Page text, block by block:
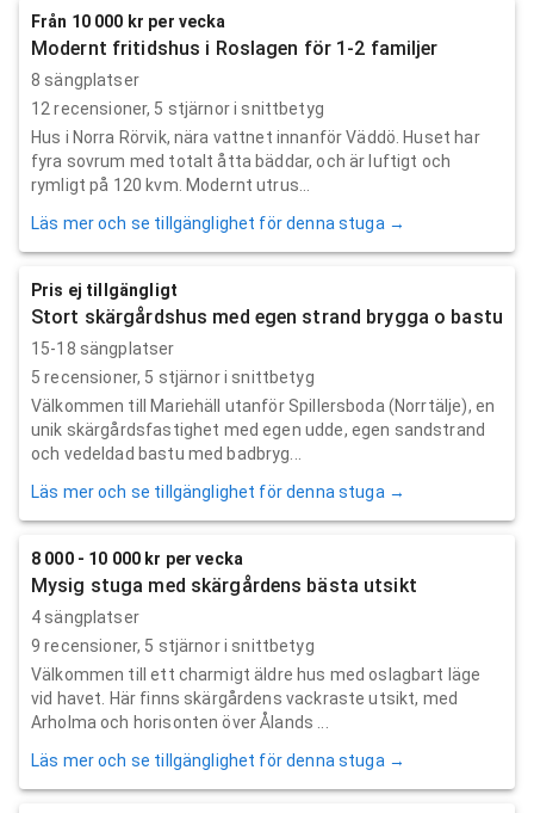
Från 10 000 kr per vecka
Modernt fritidshus i Roslagen för 1-2 familjer
8 sängplatser
12 recensioner, 5 stjärnor i snittbetyg
Hus i Norra Rörvik, nära vattnet innanför Väddö. Huset har
fyra sovrum med totalt åtta bäddar, och är luftigt och
rymligt på 120 kvm. Modernt utrus...
Läs mer och se tillgänglighet för denna stuga →
Pris ej tillgängligt
Stort skärgårdshus med egen strand brygga o bastu
15-18 sängplatser
5 recensioner, 5 stjärnor i snittbetyg
Välkommen till Mariehäll utanför Spillersboda (Norrtälje), en
unik skärgårdsfastighet med egen udde, egen sandstrand
och vedeldad bastu med badbryg...
Läs mer och se tillgänglighet för denna stuga →
8 000 - 10 000 kr per vecka
Mysig stuga med skärgårdens bästa utsikt
4 sängplatser
9 recensioner, 5 stjärnor i snittbetyg
Välkommen till ett charmigt äldre hus med oslagbart läge
vid havet. Här finns skärgårdens vackraste utsikt, med
Arholma och horisonten över Ålands ...
Läs mer och se tillgänglighet för denna stuga →